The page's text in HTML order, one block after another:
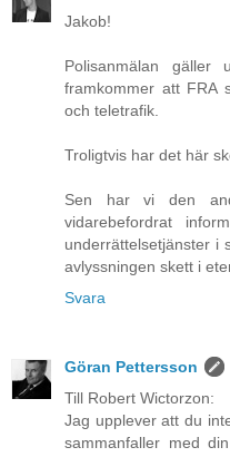
Jakob!
Polisanmälan
framkommer att FRA
och teletrafik.
Troligtvis har det här
Sen har vi den
vidarebefordrat
underrättelsetjänster i
avlyssningen skett i
Svara
Göran Pettersson
Till Robert Wictorzon:
Jag upplever att du
sammanfaller med